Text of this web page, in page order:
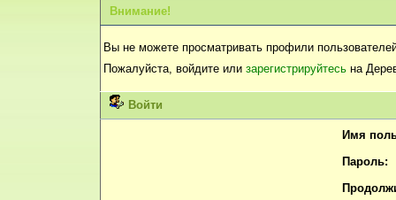
Внимание!
Вы не можете просматривать профили
Пожалуйста, войдите или зарегистрируйтесь на
Войти
Имя
Пароль: